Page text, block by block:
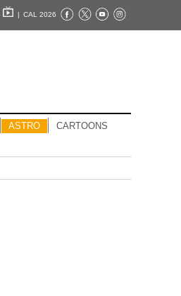
| CAL 2026
ASTRO CARTOONS